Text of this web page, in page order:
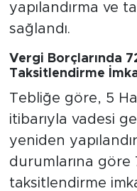
yapılandırma ve
sağlandı.
Vergi Borçlarında
Taksitlendirme
Tebliğe göre, 5
itibarıyla vadesi
yeniden
durumlarına göre
taksitlendirme